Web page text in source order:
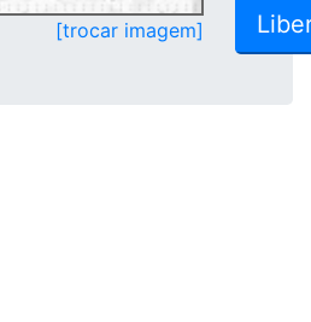
[trocar imagem]